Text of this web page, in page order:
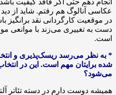
عکاسی آنالوگ هم رفتم. شاید از
در موقعیت کارگردانی نقد
دست به تغییری می‌زند با موانعی
است.
* به نظر می‌رسد ریسک‌پذیری و
شده برایتان مهم است. این در
می‌شود؟
همیشه دوست دارم در دسته تئاتر